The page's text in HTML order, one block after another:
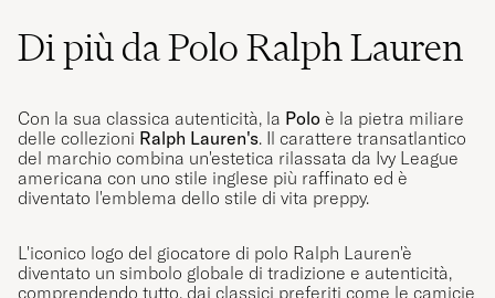
Färgen var mörkare än på bilden - i
verkligheten är färgen ljus beige och inte
creme.
SIRPA S ACQUISTATO IL SU CAREOFCARL.SE
Fantastisk. Stor i størelsen
Di più da Polo Ralph Lauren
Con la sua classica autenticità, la Polo è la pietra miliare
delle collezioni Ralph Lauren's. Il carattere transatlantico
del marchio combina un'estetica rilassata da Ivy League
americana con uno stile inglese più raffinato ed è
diventato l'emblema dello stile di vita preppy.
L'iconico logo del giocatore di polo Ralph Lauren'è
diventato un simbolo globale di tradizione e autenticità,
comprendendo tutto, dai classici preferiti come le camicie